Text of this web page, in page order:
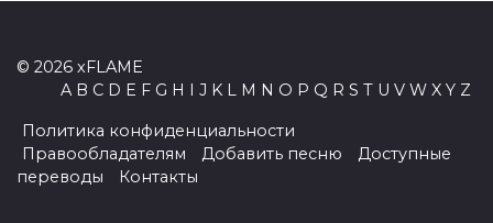
© 2026 xFLAME
A B C D E F G H I J K L M N O P Q R S T U V W X Y Z
Политика конфиденциальности
Правообладателям
Добавить песню
Доступные
переводы
Контакты